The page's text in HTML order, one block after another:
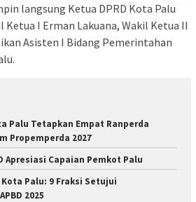
langsung Ketua DPRD Kota Palu
I Erman Lakuana, Wakil Ketua II
Asisten I Bidang Pemerintahan
Palu Tetapkan Empat Ranperda
Propemperda 2027
Apresiasi Capaian Pemkot Palu
Palu: 9 Fraksi Setujui
2025